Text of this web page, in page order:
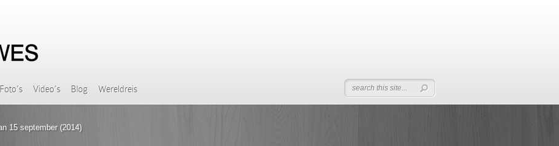
Foto’s Video’s Blog Wereldreis
15 september (2014)